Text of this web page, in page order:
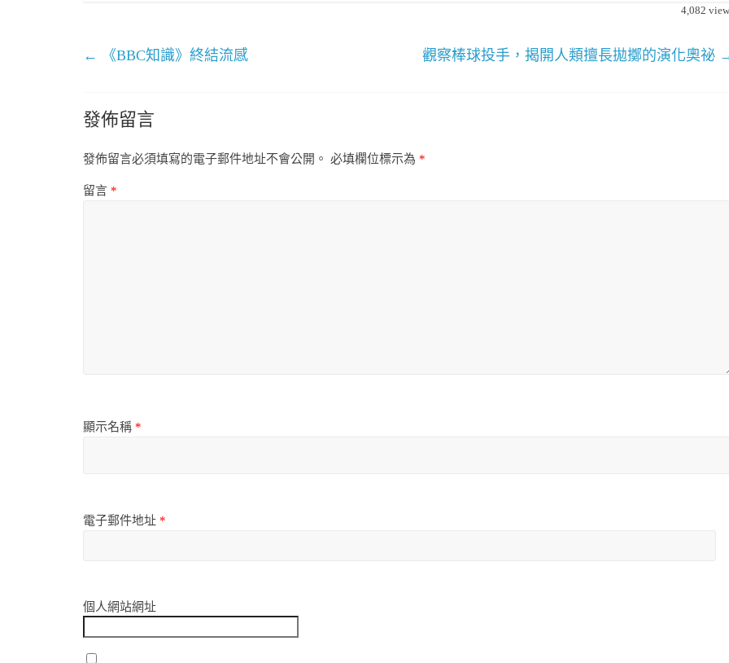
4,082
← 《BBC知識》終結流感 觀察棒球投手，揭開人類擅長拋擲的演化奧祕
發佈留言
發佈留言必須填寫的電子郵件地址不會公開。 必填欄位標示為 *
留言 *
顯示名稱 *
電子郵件地址 *
個人網站網址